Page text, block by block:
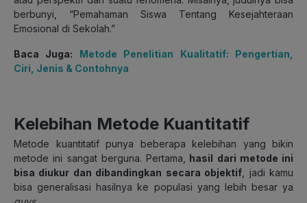
berbunyi, “Pemahaman Siswa Tentang Kesejahteraan
Emosional di Sekolah.”
Baca Juga: Metode Penelitian Kualitatif: Pengertian,
Ciri, Jenis & Contohnya
Kelebihan Metode Kuantitatif
Metode kuantitatif punya beberapa kelebihan yang bikin
metode ini sangat berguna. Pertama,
hasil dari metode ini
bisa diukur dan dibandingkan secara objektif , jadi kamu
bisa generalisasi hasilnya ke populasi yang lebih besar ya